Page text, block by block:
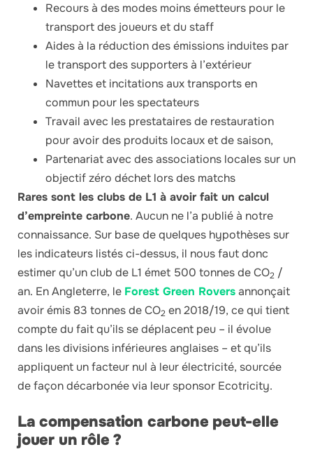
Recours à des modes moins émetteurs pour le
transport des joueurs et du staff
Aides à la réduction des émissions induites par
le transport des supporters à l’extérieur
Navettes et incitations aux transports en
commun pour les spectateurs
Travail avec les prestataires de restauration
pour avoir des produits locaux et de saison,
Partenariat avec des associations locales sur un
objectif zéro déchet lors des matchs
Rares sont les clubs de L1 à avoir fait un calcul
d’empreinte carbone. Aucun ne l’a publié à notre
connaissance. Sur base de quelques hypothèses sur
les indicateurs listés ci-dessus, il nous faut donc
estimer qu’un club de L1 émet 500 tonnes de CO2 /
an. En Angleterre, le Forest Green Roversannonçait
avoir émis 83 tonnes de CO2 en 2018/19, ce qui tient
compte du fait qu’ils se déplacent peu – il évolue
dans les divisions inférieures anglaises – et qu’ils
appliquent un facteur nul à leur électricité, sourcée
de façon décarbonée via leur sponsor Ecotricity.
La compensation carbone peut-elle
jouer un rôle ?